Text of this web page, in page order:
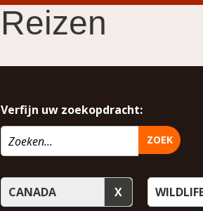
Reizen
Verfijn uw zoekopdracht:
ZOEK
CANADA